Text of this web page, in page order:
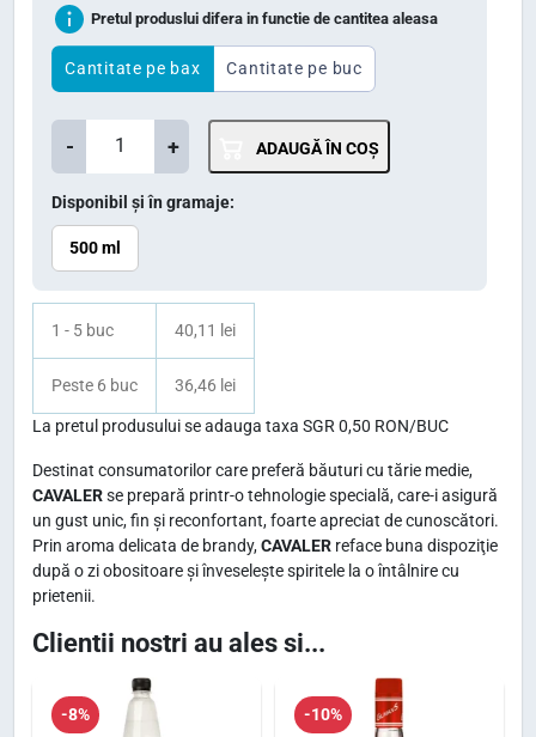
ț
i
n
a
a
f
o
s
t
4
,
ț
c
t
s
t
e
:
4
,
Pretul produslui difera in functie de cantitea aleasa
Cantitate pe bax Cantitate pe buc
-
n
t
a
e
C
v
a
l
e
r
c
r
+ ADAUGĂ ÎN COȘ
Disponibil și în gramaje:
500 ml
1 - 5 buc 40,11 lei
Peste 6 buc 36,46 lei
La pretul produsului se adauga taxa SGR 0,50 RON/BUC
Destinat consumatorilor care preferă băuturi cu tărie medie,
CAVALERse prepară printr-o tehnologie specială, care-i asigură
un gust unic, fin şi reconfortant, foarte apreciat de cunoscători.
Prin aroma delicata de brandy,CAVALER reface buna dispoziţie
după o zi obositoare şi înveseleşte spiritele la o întâlnire cu
prietenii.
Clientii nostri au ales si...
-8% -10%